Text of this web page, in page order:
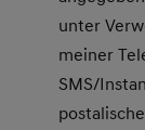
unter
meiner
SMS/